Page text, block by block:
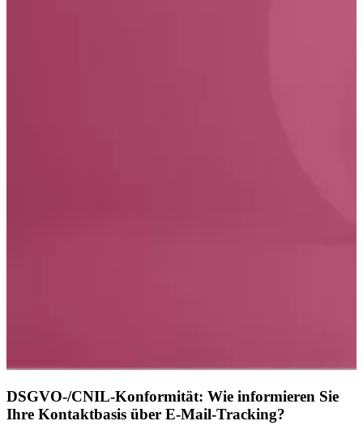
DSGVO-/CNIL-Konformität: Wie informieren Sie
Ihre Kontaktbasis über E-Mail-Tracking?